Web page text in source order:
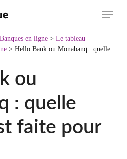
Menu
Banques en ligne> Le tableau
> Hello Bank ou Monabanq : quelle
ou
: quelle
faite pour